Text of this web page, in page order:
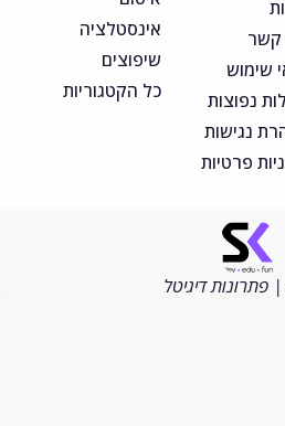
אינסטלציה
שיפוצים
כל הקטגוריות
דיגיטל
שמורות